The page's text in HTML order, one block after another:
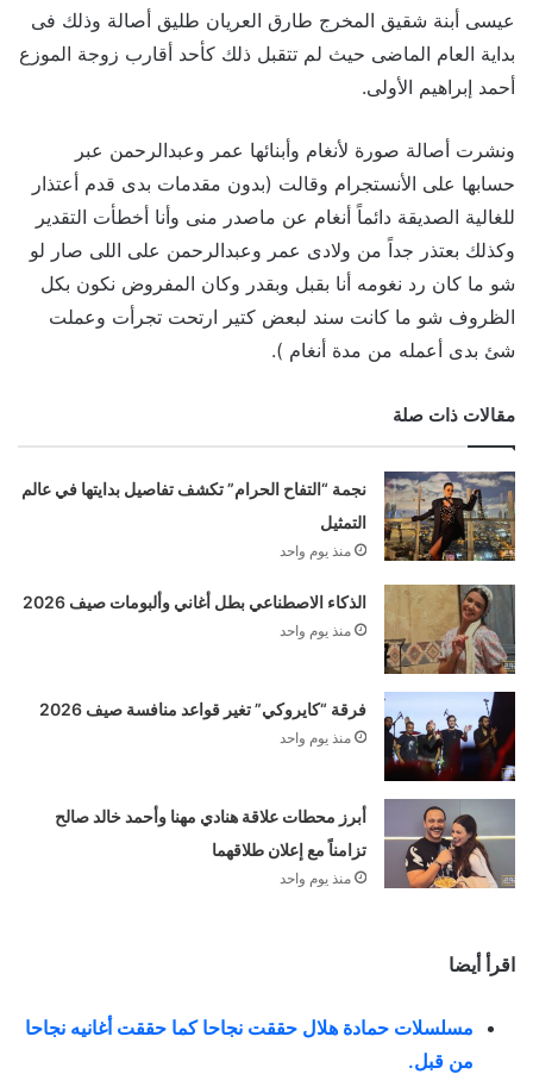
عيسى أبنة شقيق المخرج طارق العريان طليق أصالة وذلك فى
بداية العام الماضى حيث لم تتقبل ذلك كأحد أقارب زوجة الموزع
أحمد إبراهيم الأولى.
ونشرت أصالة صورة لأنغام وأبنائها عمر وعبدالرحمن عبر
حسابها على الأنستجرام وقالت (بدون مقدمات بدى قدم أعتذار
للغالية الصديقة دائماً أنغام عن ماصدر منى وأنا أخطأت التقدير
وكذلك بعتذر جداً من ولادى عمر وعبدالرحمن على اللى صار لو
شو ما كان رد نغومه أنا بقبل وبقدر وكان المفروض نكون بكل
الظروف شو ما كانت سند لبعض كتير ارتحت تجرأت وعملت
شئ بدى أعمله من مدة أنغام ).
مقالات ذات صلة
نجمة “التفاح الحرام” تكشف تفاصيل بدايتها في عالم
التمثيل
منذ يوم واحد
الذكاء الاصطناعي بطل أغاني وألبومات صيف 2026
منذ يوم واحد
فرقة “كايروكي” تغير قواعد منافسة صيف 2026
منذ يوم واحد
أبرز محطات علاقة هنادي مهنا وأحمد خالد صالح
تزامناً مع إعلان طلاقهما
منذ يوم واحد
اقرأ أيضا
مسلسلات حمادة هلال حققت نجاحا كما حققت أغانيه نجاحا
من قبل.